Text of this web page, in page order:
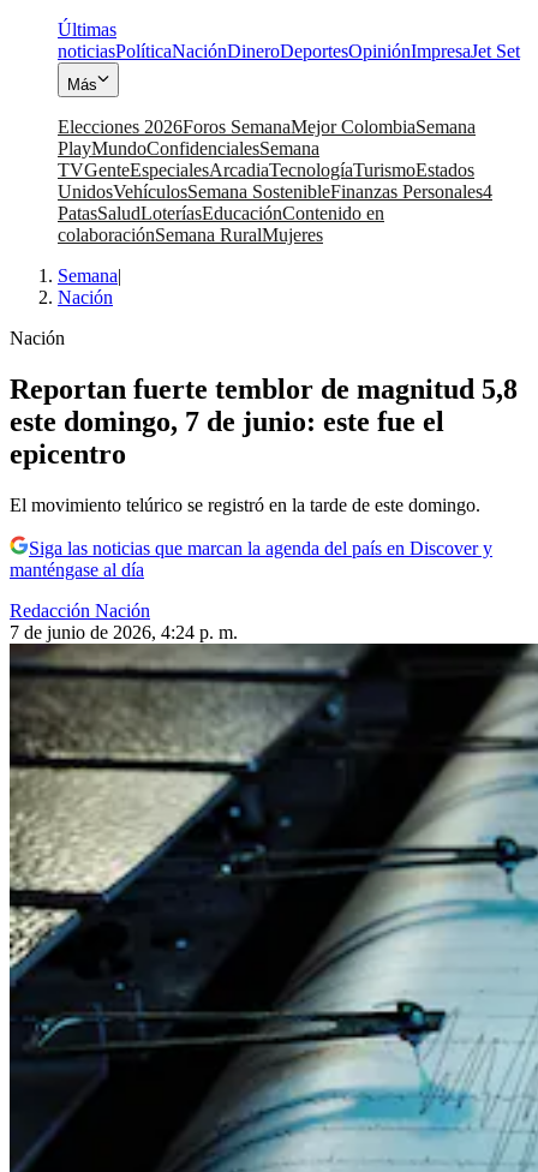
Últimas
noticiasPolíticaNaciónDineroDeportesOpiniónImpresaJet Set
Más
Elecciones 2026Foros SemanaMejor ColombiaSemana
PlayMundoConfidencialesSemana
TVGenteEspecialesArcadiaTecnologíaTurismoEstados
UnidosVehículosSemana SostenibleFinanzas Personales4
PatasSaludLoteríasEducaciónContenido en
colaboraciónSemana RuralMujeres
Semana|
Nación
Nación
Reportan fuerte temblor de magnitud 5,8
este domingo, 7 de junio: este fue el
epicentro
El movimiento telúrico se registró en la tarde de este domingo.
Siga las noticias que marcan la agenda del país en Discover y
manténgase al día
Redacción Nación
7 de junio de 2026, 4:24 p. m.